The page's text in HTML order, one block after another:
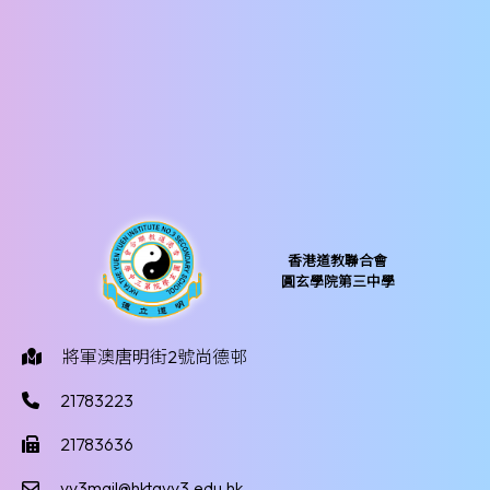
香港道教聯合會
圓玄學院第三中學
將軍澳唐明街2號尚德邨
21783223
21783636